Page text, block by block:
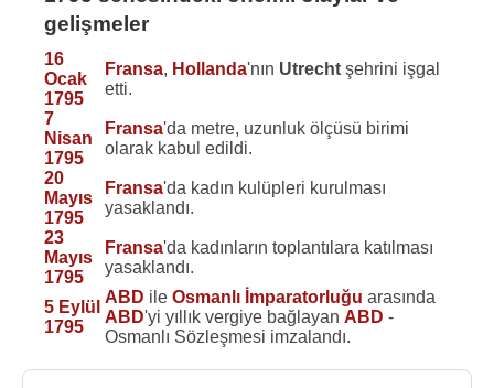
gelişmeler
16
Ocak
1795
Fransa, Hollanda'nın Utrecht şehrini işgal
etti.
7
Nisan
1795
Fransa'da metre, uzunluk ölçüsü birimi
olarak kabul edildi.
20
Mayıs
1795
Fransa'da kadın kulüpleri kurulması
yasaklandı.
23
Mayıs
1795
Fransa'da kadınların toplantılara katılması
yasaklandı.
5 Eylül
1795
ABD ileOsmanlı İmparatorluğu arasında
ABD'yi yıllık vergiye bağlayanABD -
Osmanlı Sözleşmesi imzalandı.